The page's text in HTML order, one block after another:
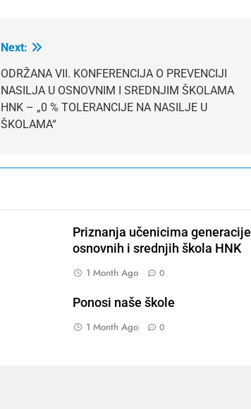
Next:
ODRŽANA VII. KONFERENCIJA O PREVENCIJI
NASILJA U OSNOVNIM I SREDNJIM ŠKOLAMA
HNK – „0 % TOLERANCIJE NA NASILJE U
ŠKOLAMA“
Priznanja učenicima generacije
osnovnih i srednjih škola HNK
1 Month Ago 0
Ponosi naše škole
1 Month Ago 0